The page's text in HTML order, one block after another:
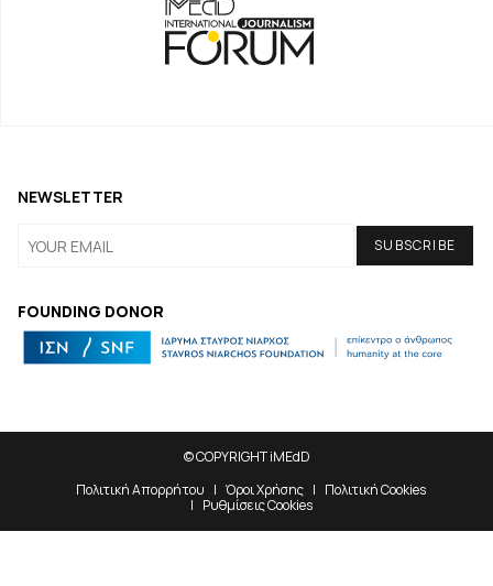
FOUNDING DONOR
NEWSLETTER
© COPYRIGHT iMEdD
Πολιτική Απορρήτου
Όροι Χρήσης
Πολιτική Cookies
Ρυθμίσεις Cookies